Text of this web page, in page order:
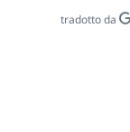
tradotto da